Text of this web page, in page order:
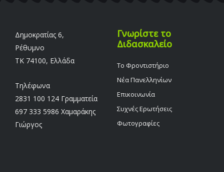
Δημοκρατίας 6,
Ρέθυμνο
TK 74100, Ελλάδα
Τηλέφωνα
2831 100 124 Γραμματεία
697 333 5986 Χαμαράκης
Γιώργος
Γνωρίστε το
Διδασκαλείο
Το Φροντιστήριο
Νέα Πανελληνίων
Επικοινωνία
Συχνές Ερωτήσεις
Φωτογραφίες